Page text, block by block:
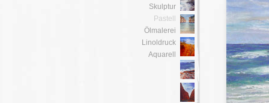
Skulptur
Pastell
Ölmalerei
Linoldruck
Aquarell